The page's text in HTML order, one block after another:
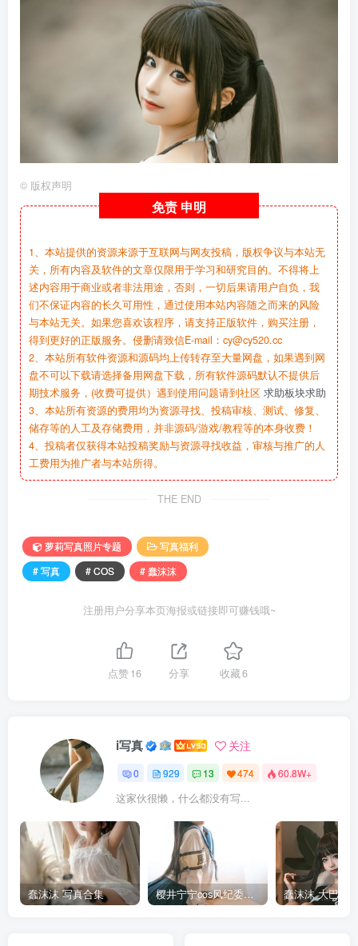
© 版权声明
免责 申明
1、本站提供的资源来源于互联网与网友投稿，版权争议与本站无
关，所有内容及软件的文章仅限用于学习和研究目的。不得将上
述内容用于商业或者非法用途，否则，一切后果请用户自负，我
们不保证内容的长久可用性，通过使用本站内容随之而来的风险
与本站无关。如果您喜欢该程序，请支持正版软件，购买注册，
得到更好的正版服务。侵删请致信E-mail：cy@cy520.cc
2、本站所有软件资源和源码均上传转存至大量网盘，如果遇到网
盘不可以下载请选择备用网盘下载，所有软件源码默认不提供后
期技术服务，(收费可提供）遇到使用问题请到社区 求助板块求助
3、本站所有资源的费用均为资源寻找、投稿审核、测试、修复、
储存等的人工及存储费用，并非源码/游戏/教程等的本身收费！
4、投稿者仅获得本站投稿奖励与资源寻找收益，审核与推广的人
工费用为推广者与本站所得。
THE END
萝莉写真照片专题
写真福利
# 写真
# COS # 蠢沫沫
注册用户分享本页海报或链接即可赚钱哦~
点赞16 分享 收藏6
i写真 关注
0 929 13 474 60.8W+
这家伙很懒，什么都没有写...
蠢沫沫 写真合集 樱井宁宁cos风纪委员写真套图